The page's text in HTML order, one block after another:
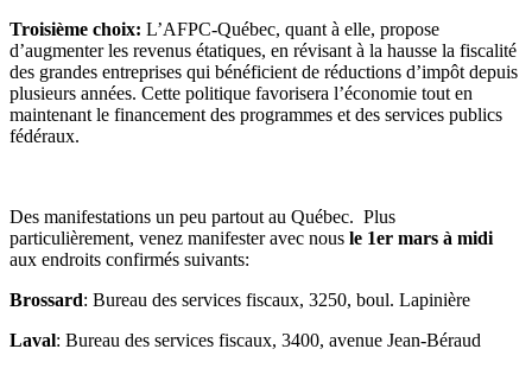
Troisième choix: L’AFPC-Québec, quant à elle, propose
d’augmenter les revenus étatiques, en révisant à la hausse la fiscalité
des grandes entreprises qui bénéficient de réductions d’impôt depuis
plusieurs années. Cette politique favorisera l’économie tout en
maintenant le financement des programmes et des services publics
fédéraux.
Des manifestations un peu partout au Québec. Plus
particulièrement, venez manifester avec nous le 1er mars à midi
aux endroits confirmés suivants:
Brossard: Bureau des services fiscaux, 3250, boul. Lapinière
Laval: Bureau des services fiscaux, 3400, avenue Jean-Béraud